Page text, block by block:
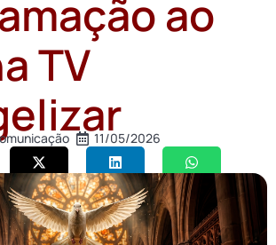
ao
TV
11/05/2026